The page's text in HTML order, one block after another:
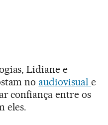
Lidiane e
no audiovisuale
confiança entre os
eles.